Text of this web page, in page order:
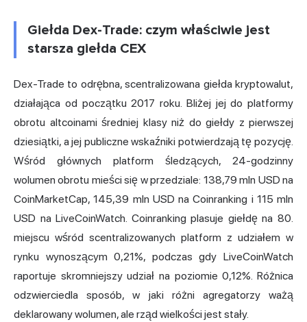
Giełda Dex-Trade: czym właściwie jest
starsza giełda CEX
Dex-Trade to odrębna, scentralizowana giełda kryptowalut,
działająca od początku 2017 roku. Bliżej jej do platformy
obrotu altcoinami średniej klasy niż do giełdy z pierwszej
dziesiątki, a jej publiczne wskaźniki potwierdzają tę pozycję.
Wśród głównych platform śledzących, 24-godzinny
wolumen obrotu mieści się w przedziale: 138,79 mln USD na
CoinMarketCap, 145,39 mln USD na Coinranking i 115 mln
USD na LiveCoinWatch. Coinranking plasuje giełdę na 80.
miejscu wśród scentralizowanych platform z udziałem w
rynku wynoszącym 0,21%, podczas gdy LiveCoinWatch
raportuje skromniejszy udział na poziomie 0,12%. Różnica
odzwierciedla sposób, w jaki różni agregatorzy ważą
deklarowany wolumen, ale rząd wielkości jest stały.